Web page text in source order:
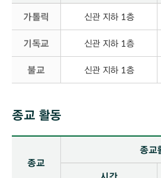
가톨릭 신관 지하 1층
기독교 신관 지하 1층
불교 신관 지하 1층
종교 활동
종교 활동 - 종교, 종교활동(시간, 위치) 정보제공
종교
종교